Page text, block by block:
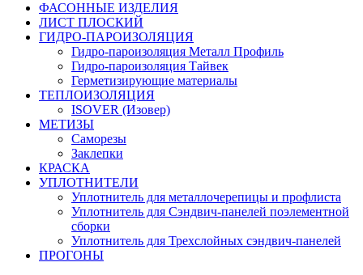
ФАСОННЫЕ ИЗДЕЛИЯ
ЛИСТ ПЛОСКИЙ
ГИДРО-ПАРОИЗОЛЯЦИЯ
Гидро-пароизоляция Металл Профиль
Гидро-пароизоляция Тайвек
Герметизирующие материалы
ТЕПЛОИЗОЛЯЦИЯ
ISOVER (Изовер)
МЕТИЗЫ
Саморезы
Заклепки
КРАСКА
УПЛОТНИТЕЛИ
Уплотнитель для металлочерепицы и профлиста
Уплотнитель для Сэндвич-панелей поэлементной
сборки
Уплотнитель для Трехслойных сэндвич-панелей
ПРОГОНЫ